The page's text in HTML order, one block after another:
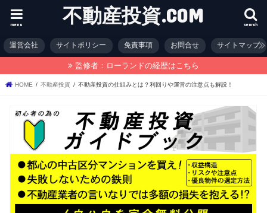
不動産投資.COM search
menu
運営会社 サイトポリシー 免責事項 お問合せ サイトマップ
監修者：ローランドの経歴はこちら
HOME 不動産投資 不動産投資の仕組みとは？利回りや運営の注意点も解説！